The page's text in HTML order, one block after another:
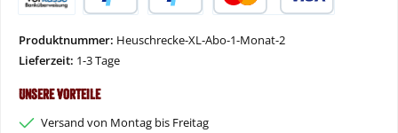
Produktnummer: Heuschrecke-XL-Abo-1-Monat-2
Lieferzeit: 1-3 Tage
Unsere Vorteile
Versand von Montag bis Freitag